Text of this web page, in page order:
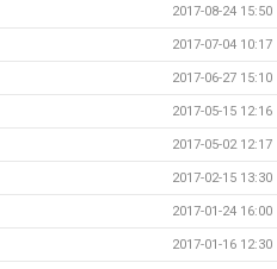
2017-08-24 15:50
2017-07-04 10:17
2017-06-27 15:10
2017-05-15 12:16
2017-05-02 12:17
2017-02-15 13:30
2017-01-24 16:00
2017-01-16 12:30